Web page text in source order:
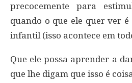
precocemente para
quando o que ele quer ver é
infantil (isso acontece em
Que ele possa aprender a
que lhe digam que isso é